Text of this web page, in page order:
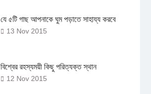
যে ৫টি গাছ আপনাকে ঘুম পড়াতে সাহায্য করবে
13 Nov 2015
বিশ্বের রহস্যময়ী কিছু পরিত্যক্ত স্থান
12 Nov 2015